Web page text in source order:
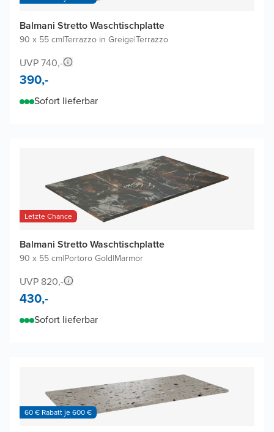
Balmani Stretto Waschtischplatte
90 x 55 cm|Terrazzo in Greige|Terrazzo
UVP 740,-
390,-
Sofort lieferbar
Letzte Chance
Balmani Stretto Waschtischplatte
90 x 55 cm|Portoro Gold|Marmor
UVP 820,-
430,-
Sofort lieferbar
60 € Rabatt je 600 €